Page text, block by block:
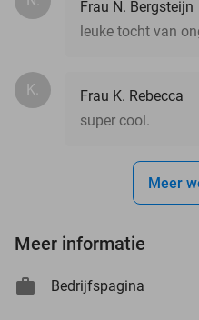
Frau N. Bergsteijn
leuke tocht van
K.
Frau K. Rebecca
super cool.
Meer
Meer informatie
Bedrijfspagina